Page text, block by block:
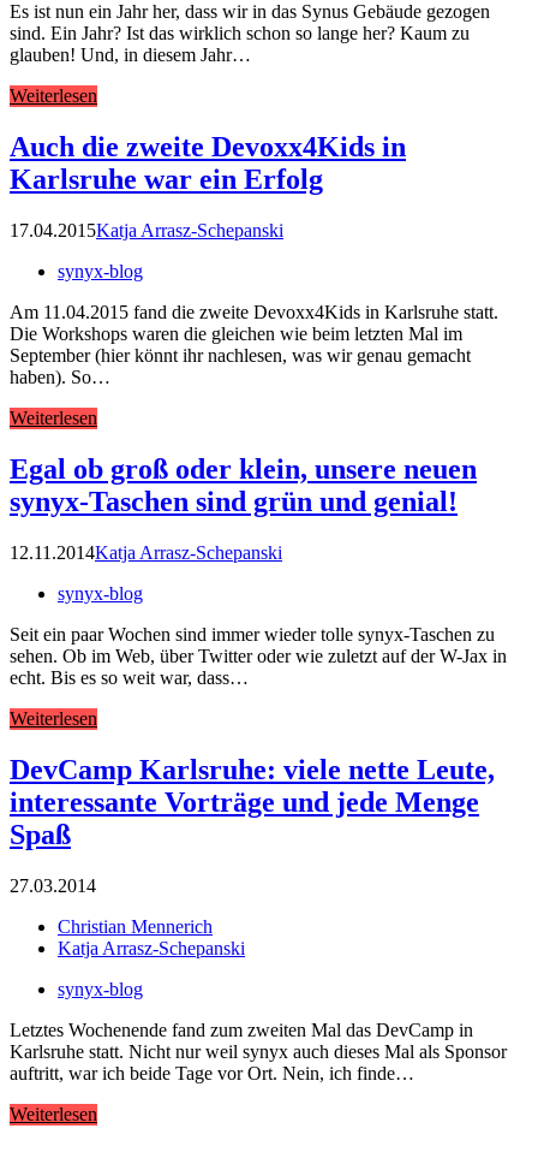
Es ist nun ein Jahr her, dass wir in das Synus Gebäude gezogen
sind. Ein Jahr? Ist das wirklich schon so lange her? Kaum zu
glauben! Und, in diesem Jahr…
Weiterlesen
Auch die zweite Devoxx4Kids in
Karlsruhe war ein Erfolg
17.04.2015Katja Arrasz-Schepanski
synyx-blog
Am 11.04.2015 fand die zweite Devoxx4Kids in Karlsruhe statt.
Die Workshops waren die gleichen wie beim letzten Mal im
September (hier könnt ihr nachlesen, was wir genau gemacht
haben). So…
Weiterlesen
Egal ob groß oder klein, unsere neuen
synyx-Taschen sind grün und genial!
12.11.2014Katja Arrasz-Schepanski
synyx-blog
Seit ein paar Wochen sind immer wieder tolle synyx-Taschen zu
sehen. Ob im Web, über Twitter oder wie zuletzt auf der W-Jax in
echt. Bis es so weit war, dass…
Weiterlesen
DevCamp Karlsruhe: viele nette Leute,
interessante Vorträge und jede Menge
Spaß
27.03.2014
Christian Mennerich
Katja Arrasz-Schepanski
synyx-blog
Letztes Wochenende fand zum zweiten Mal das DevCamp in
Karlsruhe statt. Nicht nur weil synyx auch dieses Mal als Sponsor
auftritt, war ich beide Tage vor Ort. Nein, ich finde…
Weiterlesen